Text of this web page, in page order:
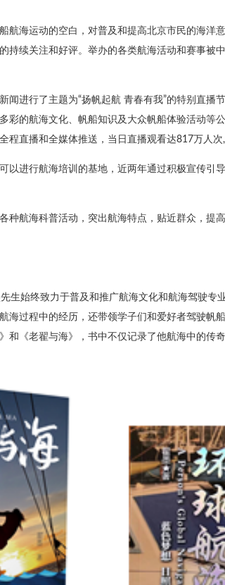
航海运动的空白，对普及和提高北京市民的海洋
持续关注和好评。举办的各类航海活动和赛事被
闻进行了主题为“扬帆起航 青春有我”的特别直播
彩的航海文化、帆船知识及大众帆船体验活动等
程直播和全媒体推送，当日直播观看达817万人次
以进行航海培训的基地，近两年通过积极宣传引
种航海科普活动，突出航海特点，贴近群众，提
生始终致力于普及和推广航海文化和航海驾驶专
海过程中的经历，还带领学子们和爱好者驾驶帆
和《老翟与海》，书中不仅记录了他航海中的传